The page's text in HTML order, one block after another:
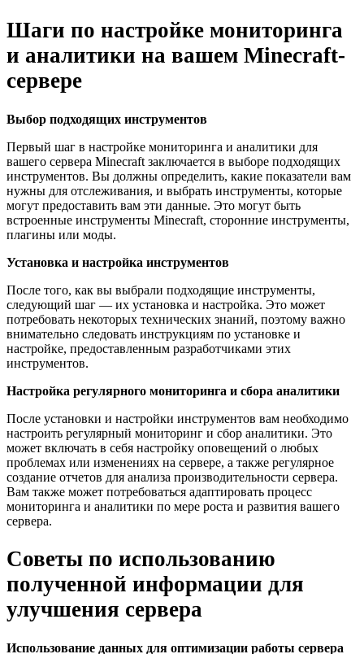
Шаги по настройке мониторинга
и аналитики на вашем Minecraft-
сервере
Выбор подходящих инструментов
Первый шаг в настройке мониторинга и аналитики для
вашего сервера Minecraft заключается в выборе подходящих
инструментов. Вы должны определить, какие показатели вам
нужны для отслеживания, и выбрать инструменты, которые
могут предоставить вам эти данные. Это могут быть
встроенные инструменты Minecraft, сторонние инструменты,
плагины или моды.
Установка и настройка инструментов
После того, как вы выбрали подходящие инструменты,
следующий шаг — их установка и настройка. Это может
потребовать некоторых технических знаний, поэтому важно
внимательно следовать инструкциям по установке и
настройке, предоставленным разработчиками этих
инструментов.
Настройка регулярного мониторинга и сбора аналитики
После установки и настройки инструментов вам необходимо
настроить регулярный мониторинг и сбор аналитики. Это
может включать в себя настройку оповещений о любых
проблемах или изменениях на сервере, а также регулярное
создание отчетов для анализа производительности сервера.
Вам также может потребоваться адаптировать процесс
мониторинга и аналитики по мере роста и развития вашего
сервера.
Советы по использованию
полученной информации для
улучшения сервера
Использование данных для оптимизации работы сервера